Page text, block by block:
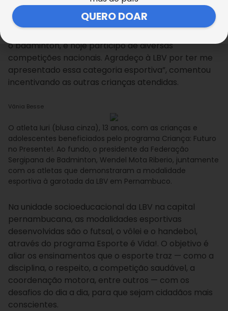
de lado sua timidez, conversando com as crianças e
adolescentes do Recife. “É importante estudarmos e
o badminton, e hoje participo de diversas
competições nacionais. Agradeço à LBV por ter me
apresentado essa categoria esportiva”, comentou
incentivando as outras crianças atendidas.
Vânia Besse
O atleta Iuri (blusa cinza), 13 anos, com as crianças e
adolescentes beneficiados pelo programa Criança: Futuro
no Presente!. Ao fundo, o presidente da Federação
Sergipana de Badminton, Wendel Mota Riberio, juntamente
com os atletas que demonstraram a modalidade
esportiva à garotada da LBV em Pernambuco.
Na unidade socioeducacional da LBV na capital
pernambucana, as modalidades esportivas
desenvolvidas são o futsal, o vôlei e o handebol,
através do programa Esporte é Vida!. O objetivo é
aliar os ensinamentos que o esporte traz — como a
disciplina, o respeito, a competição saudável, a
coordenação motora, entre outros — com os
desafios do dia a dia, para que sejam cidadãos mais
conscientes.
QUERO DOAR